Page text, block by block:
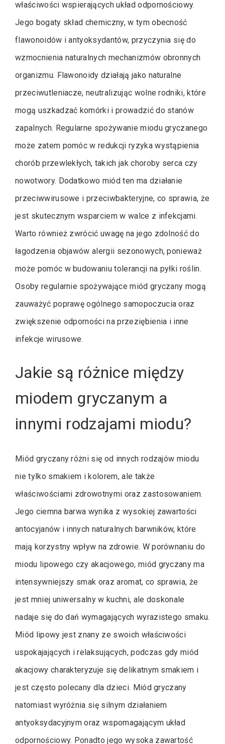
właściwości wspierających układ odpornościowy.
Jego bogaty skład chemiczny, w tym obecność
flawonoidów i antyoksydantów, przyczynia się do
wzmocnienia naturalnych mechanizmów obronnych
organizmu. Flawonoidy działają jako naturalne
przeciwutleniacze, neutralizując wolne rodniki, które
mogą uszkadzać komórki i prowadzić do stanów
zapalnych. Regularne spożywanie miodu gryczanego
może zatem pomóc w redukcji ryzyka wystąpienia
chorób przewlekłych, takich jak choroby serca czy
nowotwory. Dodatkowo miód ten ma działanie
przeciwwirusowe i przeciwbakteryjne, co sprawia, że
jest skutecznym wsparciem w walce z infekcjami.
Warto również zwrócić uwagę na jego zdolność do
łagodzenia objawów alergii sezonowych, ponieważ
może pomóc w budowaniu tolerancji na pyłki roślin.
Osoby regularnie spożywające miód gryczany mogą
zauważyć poprawę ogólnego samopoczucia oraz
zwiększenie odporności na przeziębienia i inne
infekcje wirusowe.
Jakie są różnice między
miodem gryczanym a
innymi rodzajami miodu?
Miód gryczany różni się od innych rodzajów miodu
nie tylko smakiem i kolorem, ale także
właściwościami zdrowotnymi oraz zastosowaniem.
Jego ciemna barwa wynika z wysokiej zawartości
antocyjanów i innych naturalnych barwników, które
mają korzystny wpływ na zdrowie. W porównaniu do
miodu lipowego czy akacjowego, miód gryczany ma
intensywniejszy smak oraz aromat, co sprawia, że
jest mniej uniwersalny w kuchni, ale doskonale
nadaje się do dań wymagających wyrazistego smaku.
Miód lipowy jest znany ze swoich właściwości
uspokajających i relaksujących, podczas gdy miód
akacjowy charakteryzuje się delikatnym smakiem i
jest często polecany dla dzieci. Miód gryczany
natomiast wyróżnia się silnym działaniem
antyoksydacyjnym oraz wspomagającym układ
odpornościowy. Ponadto jego wysoka zawartość